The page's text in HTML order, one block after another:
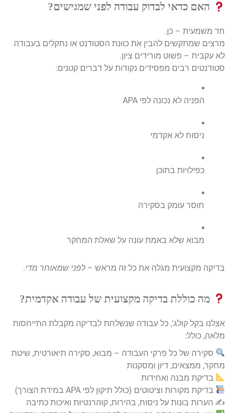
האם כדאי לבדוק עבודה לפני שמגישים?
חד משמעית – כן.
מרצים שמתקשים להבין את כוונת הסטודנט או נתקלים בעבודה
לא עקבית – פשוט מורידים ציון.
סטודנטים רבים מפסידים נקודות על דברים קטנים:
הפניה לא נכונה לפי APA
ניסוח לא אקדמי
כפילויות בתוכן
חוסר עומק בסקירה
מבוא שלא באמת עונה על שאלת המחקר
בדיקה מקצועית מגלה את כל זה מראש –לפני שמאוחר מדי.
מה כוללת בדיקה מקצועית של עבודה אקדמית?
אצלנו בקל קולג', כל עבודה שנשלחת לבדיקה מקבלת התייחסות
מלאה, כולל:
סקירה של כל פרקי העבודה – מבוא, סקירה תיאורטית, שיטת
מחקר, ממצאים, דיון ומסקנות
בדיקת מבנה ואחידות
בדיקת מקורות וציטוטים (כולל תיקון לפי APA במידת הצורך)
✍️ הערות בונות על ניסוח, בהירות, קוהרנטיות ואיכות כתיבה